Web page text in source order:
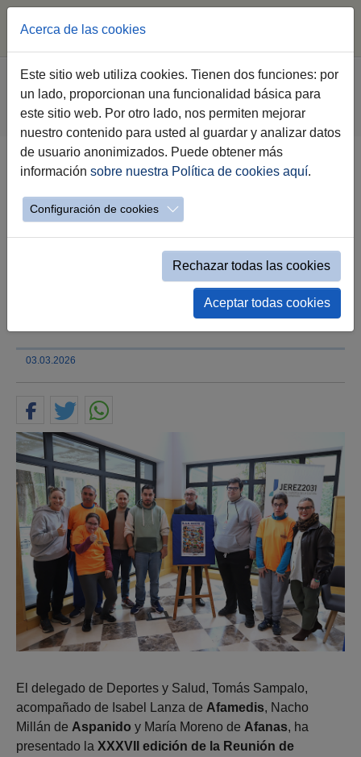
Saltar al contenido principal
Estás aquí:
Jerez.es
Webs Municipales
Oficina Municipal de Atención Discapacidad
Evento simple Noticias OMAD
La XXXVII Reunión de Atletismo
Escolar acogerá a 55 centros
educativos y 3.500 deportistas
Tomás Sampalo señala que este año se
incorporan los estudiantes de las aulas
especiales y repiten los usuarios de
Afamedis, Aspanido y Afanas
03.03.2026
El delegado de Deportes y Salud, Tomás Sampalo,
acompañado de Isabel Lanza de Afamedis, Nacho
Millán de Aspanido y María Moreno de Afanas, ha
presentado la XXXVII edición de la Reunión de
Acerca de las cookies
Este sitio web utiliza cookies. Tienen dos funciones: por
un lado, proporcionan una funcionalidad básica para
este sitio web. Por otro lado, nos permiten mejorar
nuestro contenido para usted al guardar y analizar datos
de usuario anonimizados. Puede obtener más
información sobre nuestra Política de cookies aquí.
Configuración de cookies
Rechazar todas las cookies
Aceptar todas cookies